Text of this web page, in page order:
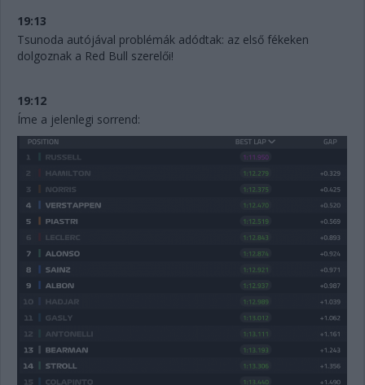
19:13
Tsunoda autójával problémák adódtak: az első fékeken
dolgoznak a Red Bull szerelői!
19:12
Íme a jelenlegi sorrend: